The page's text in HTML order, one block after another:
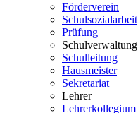
Förderverein
Schulsozialarbeit
Prüfung
Schulverwaltung
Schulleitung
Hausmeister
Sekretariat
Lehrer
Lehrerkollegium